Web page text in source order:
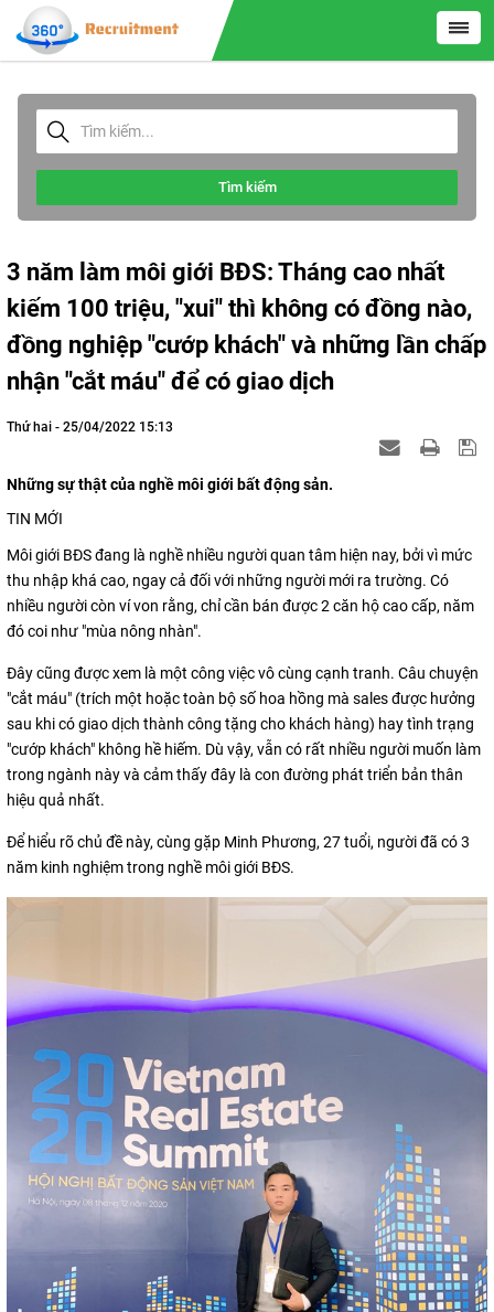
Tìm kiếm
3 năm làm môi giới BĐS: Tháng cao nhất
kiếm 100 triệu, "xui" thì không có đồng nào,
đồng nghiệp "cướp khách" và những lần chấp
nhận "cắt máu" để có giao dịch
Thứ hai - 25/04/2022 15:13
Những sự thật của nghề môi giới bất động sản.
TIN MỚI
Môi giới BĐS đang là nghề nhiều người quan tâm hiện nay, bởi vì mức
thu nhập khá cao, ngay cả đối với những người mới ra trường. Có
nhiều người còn ví von rằng, chỉ cần bán được 2 căn hộ cao cấp, năm
đó coi như "mùa nông nhàn".
Đây cũng được xem là một công việc vô cùng cạnh tranh. Câu chuyện
"cắt máu" (trích một hoặc toàn bộ số hoa hồng mà sales được hưởng
sau khi có giao dịch thành công tặng cho khách hàng) hay tình trạng
"cướp khách" không hề hiếm. Dù vậy, vẫn có rất nhiều người muốn làm
trong ngành này và cảm thấy đây là con đường phát triển bản thân
hiệu quả nhất.
Để hiểu rõ chủ đề này, cùng gặp Minh Phương, 27 tuổi, người đã có 3
năm kinh nghiệm trong nghề môi giới BĐS.